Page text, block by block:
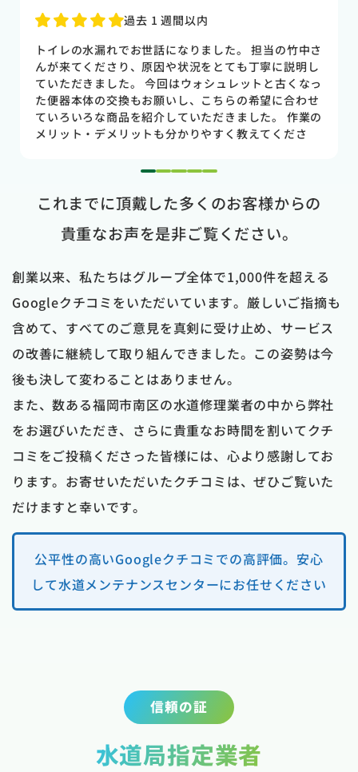
1 か月前
トイレの水漏れがあり来ていただきました。水漏れ箇
所もすぐに判明しました。10数年使用していた一体型
のトイレだった為使いやすさ等しっかりと説明してい
ただき交換する事になりました。正直痛い出費でした
が発見が早かったので壁や床の工事を考えるとまだ費
用は抑えれました。今回担当して頂いた竹中さんは人
た。 今回は2階のトイレでしたが、1階のトイレも修
た。
1 2 3 4 5
これまでに頂戴した多くのお客様からの
貴重なお声を是非ご覧ください。
創業以来、私たちはグループ全体で1,000件を超える
Googleクチコミをいただいています。厳しいご指摘も
含めて、すべてのご意見を真剣に受け止め、サービス
の改善に継続して取り組んできました。この姿勢は今
後も決して変わることはありません。
また、数ある福岡市南区の水道修理業者の中から弊社
をお選びいただき、さらに貴重なお時間を割いてクチ
コミをご投稿くださった皆様には、心より感謝してお
ります。お寄せいただいたクチコミは、ぜひご覧いた
だけますと幸いです。
公平性の高いGoogleクチコミでの高評価。安心
して水道メンテナンスセンターにお任せください
信頼の証
水道局指定業者